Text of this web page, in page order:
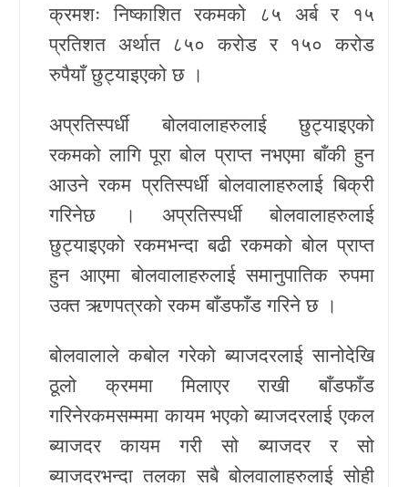
क्रमशः निष्काशित रकमको ८५ अर्ब र १५
प्रतिशत अर्थात ८५० करोड र १५० करोड
रुपैयाँ छुट्याइएको छ ।
अप्रतिस्पर्धी बोलवालाहरुलाई छुट्याइएको
रकमको लागि पूरा बोल प्राप्त नभएमा बाँकी हुन
आउने रकम प्रतिस्पर्धी बोलवालाहरुलाई बिक्री
गरिनेछ । अप्रतिस्पर्धी बोलवालाहरुलाई
छुट्याइएको रकमभन्दा बढी रकमको बोल प्राप्त
हुन आएमा बोलवालाहरुलाई समानुपातिक रुपमा
उक्त ऋणपत्रको रकम बाँडफाँड गरिने छ ।
बोलवालाले कबोल गरेको ब्याजदरलाई सानोदेखि
ठूलो क्रममा मिलाएर राखी बाँडफाँड
गरिनेरकमसम्ममा कायम भएको ब्याजदरलाई एकल
ब्याजदर कायम गरी सो ब्याजदर र सो
ब्याजदरभन्दा तलका सबै बोलवालाहरुलाई सोही